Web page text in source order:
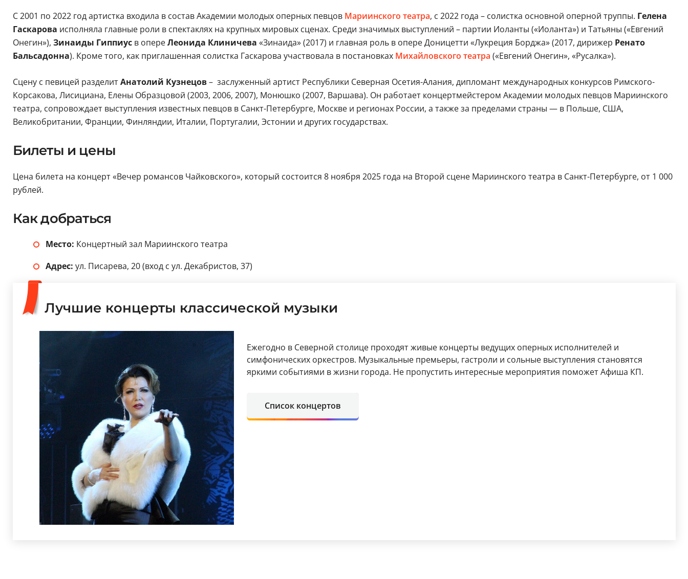
С 2001 по 2022 год артистка входила в состав Академии молодых оперных певцов Мариинского театра, с 2022 года – солистка основной оперной труппы. Гелена
Гаскарова исполняла главные роли в спектаклях на крупных мировых сценах. Среди значимых выступлений – партии Иоланты («Иоланта») и Татьяны («Евгений
Онегин»), Зинаиды Гиппиусв опереЛеонида Клиничева «Зинаида» (2017) и главная роль в опере Доницетти «Лукреция Борджа» (2017, дирижер Ренато
Бальсадонна). Кроме того, как приглашенная солистка Гаскарова участвовала в постановках Михайловского театра («Евгений Онегин», «Русалка»).
Сцену с певицей разделитАнатолий Кузнецов– заслуженный артист Республики Северная Осетия-Алания, дипломант международных конкурсов Римского-
Корсакова, Лисициана, Елены Образцовой (2003, 2006, 2007), Монюшко (2007, Варшава). Он работает концертмейстером Академии молодых певцов Мариинского
театра, сопровождает выступления известных певцов в Санкт-Петербурге, Москве и регионах России, а также за пределами страны — в Польше, США,
Великобритании, Франции, Финляндии, Италии, Португалии, Эстонии и других государствах.
Билеты и цены
Цена билета на концерт «Вечер романсов Чайковского», который состоится 8 ноября 2025 года на Второй сцене Мариинского театра в Санкт-Петербурге, от 1 000
рублей.
Как добраться
Место: Концертный зал Мариинского театра
Адрес: ул. Писарева, 20 (вход с ул. Декабристов, 37)
Лучшие концерты классической музыки
Ежегодно в Северной столице проходят живые концерты ведущих оперных исполнителей и
симфонических оркестров. Музыкальные премьеры, гастроли и сольные выступления становятся
яркими событиями в жизни города. Не пропустить интересные мероприятия поможет Афиша КП.
Список концертов